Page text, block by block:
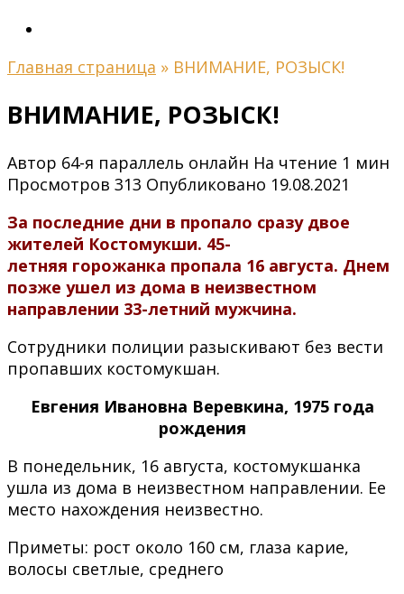
Главная страница » ВНИМАНИЕ, РОЗЫСК!
ВНИМАНИЕ, РОЗЫСК!
Автор 64-я параллель онлайн На чтение 1 мин
Просмотров 313 Опубликовано 19.08.2021
За последние дни в пропало сразу двое
жителей Костомукши. 45-
летняя горожанка пропала 16 августа. Днем
позже ушел из дома в неизвестном
направлении 33-летний мужчина.
Сотрудники полиции разыскивают без вести
пропавших костомукшан.
Евгения Ивановна Веревкина, 1975 года
рождения
В понедельник, 16 августа, костомукшанка
ушла из дома в неизвестном направлении. Ее
место нахождения неизвестно.
Приметы: рост около 160 см, глаза карие,
волосы светлые, среднего